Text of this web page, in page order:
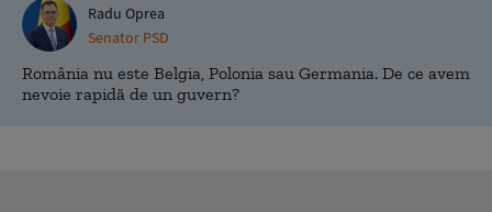
Radu Oprea
Senator PSD
România nu este Belgia, Polonia sau Germania. De ce avem
nevoie rapidă de un guvern?